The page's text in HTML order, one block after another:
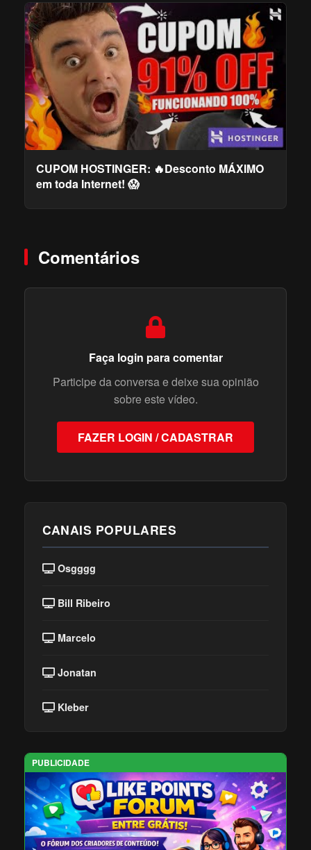
CUPOM HOSTINGER: 🔥Desconto MÁXIMO
em toda Internet! 😱
Comentários
Faça login para comentar
Participe da conversa e deixe sua opinião
sobre este vídeo.
FAZER LOGIN / CADASTRAR
CANAIS POPULARES
Osgggg
Bill Ribeiro
Marcelo
Jonatan
Kleber
PUBLICIDADE